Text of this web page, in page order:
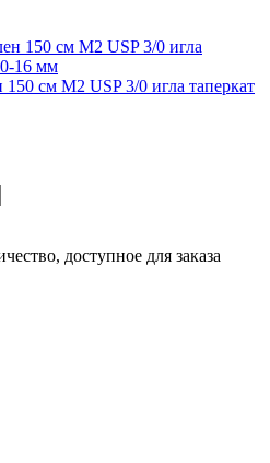
см М2 USP 3/0 игла таперкат
доступное для заказа